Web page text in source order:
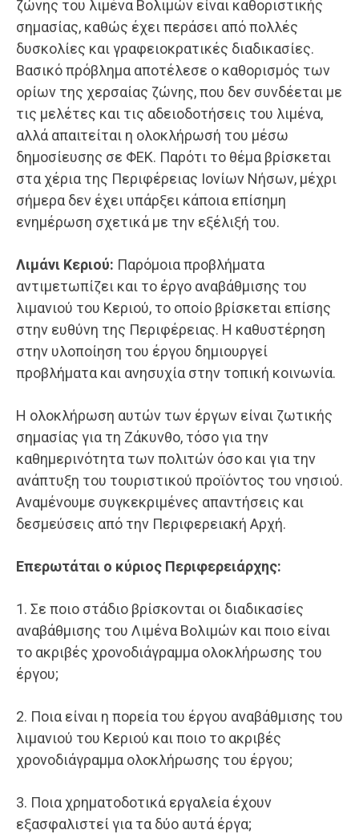
ζώνης του λιμένα Βολιμών είναι καθοριστικής
σημασίας, καθώς έχει περάσει από πολλές
δυσκολίες και γραφειοκρατικές διαδικασίες.
Βασικό πρόβλημα αποτέλεσε ο καθορισμός των
ορίων της χερσαίας ζώνης, που δεν συνδέεται με
τις μελέτες και τις αδειοδοτήσεις του λιμένα,
αλλά απαιτείται η ολοκλήρωσή του μέσω
δημοσίευσης σε ΦΕΚ. Παρότι το θέμα βρίσκεται
στα χέρια της Περιφέρειας Ιονίων Νήσων, μέχρι
σήμερα δεν έχει υπάρξει κάποια επίσημη
ενημέρωση σχετικά με την εξέλιξή του.
Λιμάνι Κεριού: Παρόμοια προβλήματα
αντιμετωπίζει και το έργο αναβάθμισης του
λιμανιού του Κεριού, το οποίο βρίσκεται επίσης
στην ευθύνη της Περιφέρειας. Η καθυστέρηση
στην υλοποίηση του έργου δημιουργεί
προβλήματα και ανησυχία στην τοπική κοινωνία.
Η ολοκλήρωση αυτών των έργων είναι ζωτικής
σημασίας για τη Ζάκυνθο, τόσο για την
καθημερινότητα των πολιτών όσο και για την
ανάπτυξη του τουριστικού προϊόντος του νησιού.
Αναμένουμε συγκεκριμένες απαντήσεις και
δεσμεύσεις από την Περιφερειακή Αρχή.
Επερωτάται ο κύριος Περιφερειάρχης:
1. Σε ποιο στάδιο βρίσκονται οι διαδικασίες
αναβάθμισης του Λιμένα Βολιμών και ποιο είναι
το ακριβές χρονοδιάγραμμα ολοκλήρωσης του
έργου;
2. Ποια είναι η πορεία του έργου αναβάθμισης του
λιμανιού του Κεριού και ποιο το ακριβές
χρονοδιάγραμμα ολοκλήρωσης του έργου;
3. Ποια χρηματοδοτικά εργαλεία έχουν
εξασφαλιστεί για τα δύο αυτά έργα;